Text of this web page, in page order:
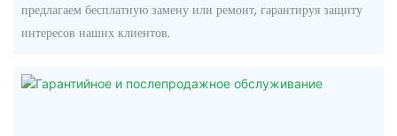
предлагаем бесплатную замену или ремонт, гарантируя защиту
интересов наших клиентов.